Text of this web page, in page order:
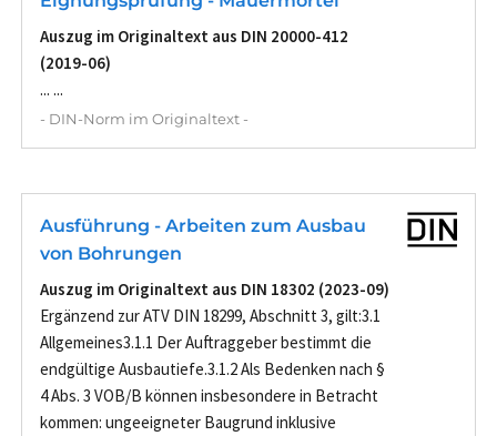
Auszug im Originaltext aus DIN 20000-412
(2019-06)
... ...
- DIN-Norm im Originaltext -
Ausführung - Arbeiten zum Ausbau
von Bohrungen
Auszug im Originaltext aus DIN 18302 (2023-09)
Ergänzend zur ATV DIN 18299, Abschnitt 3, gilt:3.1
Allgemeines3.1.1 Der Auftraggeber bestimmt die
endgültige Ausbautiefe.3.1.2 Als Bedenken nach §
4 Abs. 3 VOB/B können insbesondere in Betracht
kommen: ungeeigneter Baugrund inklusive